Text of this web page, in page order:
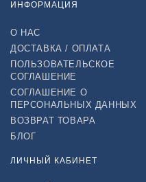
ИНФОРМАЦИЯ
О НАС
ДОСТАВКА / ОПЛАТА
ПОЛЬЗОВАТЕЛЬСКОЕ
СОГЛАШЕНИЕ
СОГЛАШЕНИЕ О
ПЕРСОНАЛЬНЫХ ДАННЫХ
ВОЗВРАТ ТОВАРА
БЛОГ
ЛИЧНЫЙ КАБИНЕТ